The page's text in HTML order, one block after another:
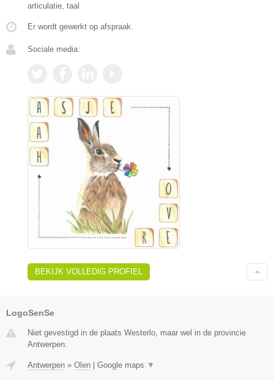
articulatie, taal
Er wordt gewerkt op afspraak.
Sociale media:
BEKIJK VOLLEDIG PROFIEL
LogoSenSe
Niet gevestigd in de plaats Westerlo, maar wel in de provincie
Antwerpen.
Antwerpen » Olen | Google maps ▼